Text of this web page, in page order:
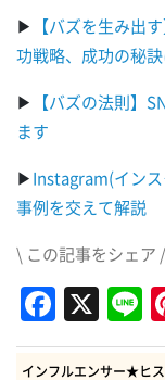
▶ 【バズを生み出
功戦略、成功の秘
▶ 【バズの法則】
ます
▶Instagram(イン
事例を交えて解説
\ この記事をシェア /
X
インフルエンサー★ヒ